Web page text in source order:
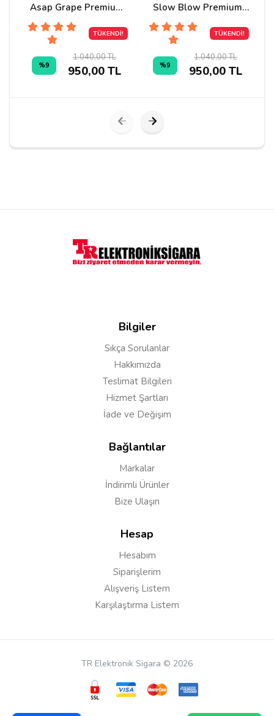
Asap Grape Premium
Salt Likit 30ml
TÜKENDİ!
%9
1.040,00 TL
950,00 TL
Slow Blow Premium
Salt Likit 30ml
TÜKENDİ!
%9
1.040,00 TL
950,00 TL
Bilgiler
Sıkça Sorulanlar
Hakkımızda
Teslimat Bilgileri
Hizmet Şartları
İade ve Değişim
Bağlantılar
Markalar
İndirimli Ürünler
Bize Ulaşın
Hesap
Hesabım
Siparişlerim
Alışveriş Listem
Karşılaştırma Listem
TR Elektronik Sigara © 2026